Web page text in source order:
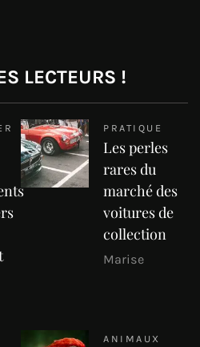
LECTEURS !
PRATIQUE
Les perles
rares du
marché des
voitures de
collection
Marise
ANIMAUX